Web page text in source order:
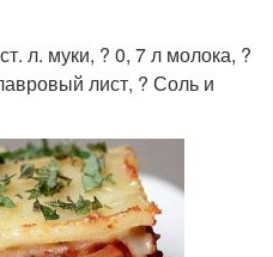
л. муки, ? 0, 7 л молока, ?
лист, ? Соль и